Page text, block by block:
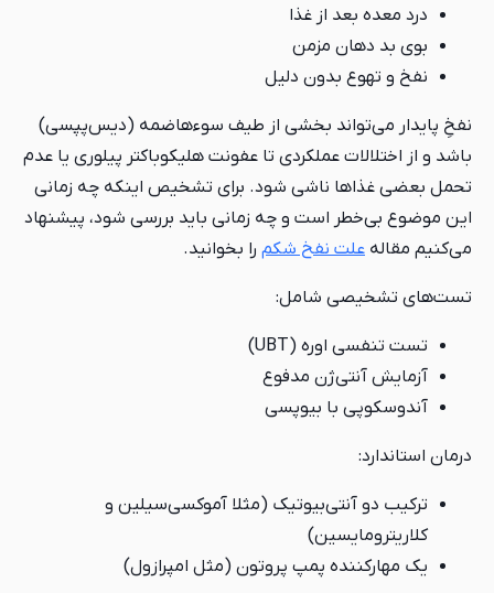
درد معده بعد از غذا
بوی بد دهان مزمن
نفخ و تهوع بدون دلیل
نفخِ پایدار می‌تواند بخشی از طیف سوءهاضمه (دیس‌پپسی)
باشد و از اختلالات عملکردی تا عفونت هلیکوباکتر پیلوری یا عدم
تحمل بعضی غذاها ناشی شود. برای تشخیص اینکه چه زمانی
این موضوع بی‌خطر است و چه زمانی باید بررسی شود، پیشنهاد
می‌کنیم مقاله علت نفخ شکم را بخوانید.
تست‌های تشخیصی شامل:
تست تنفسی اوره (UBT)
آزمایش آنتی‌ژن مدفوع
آندوسکوپی با بیوپسی
درمان استاندارد:
ترکیب دو آنتی‌بیوتیک (مثلا آموکسی‌سیلین و
کلاریترومایسین)
یک مهارکننده پمپ پروتون (مثل امپرازول)